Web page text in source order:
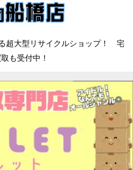
超大型リサイクルショップ！ 宅
も受付中！